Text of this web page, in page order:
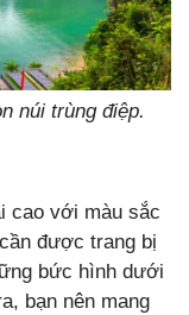
núi trùng điệp.
cao với màu sắc
được trang bị
bức hình dưới
bạn nên mang